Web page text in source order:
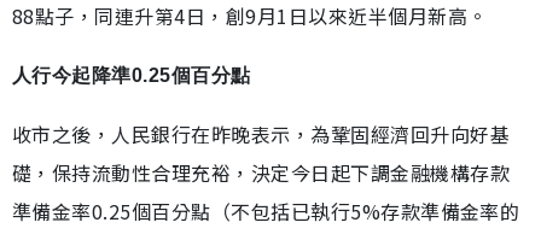
88點子，同連升第4日，創9月1日以來近半個月新高。
人行今起降準0.25個百分點
收市之後，人民銀行在昨晚表示，為鞏固經濟回升向好基
礎，保持流動性合理充裕，決定今日起下調金融機構存款
準備金率0.25個百分點（不包括已執行5%存款準備金率的